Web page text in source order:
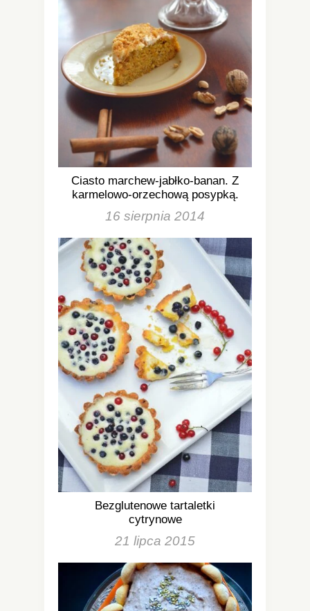
Ciasto marchew-jabłko-banan. Z
karmelowo-orzechową posypką.
16 sierpnia 2014
Bezglutenowe tartaletki
cytrynowe
21 lipca 2015